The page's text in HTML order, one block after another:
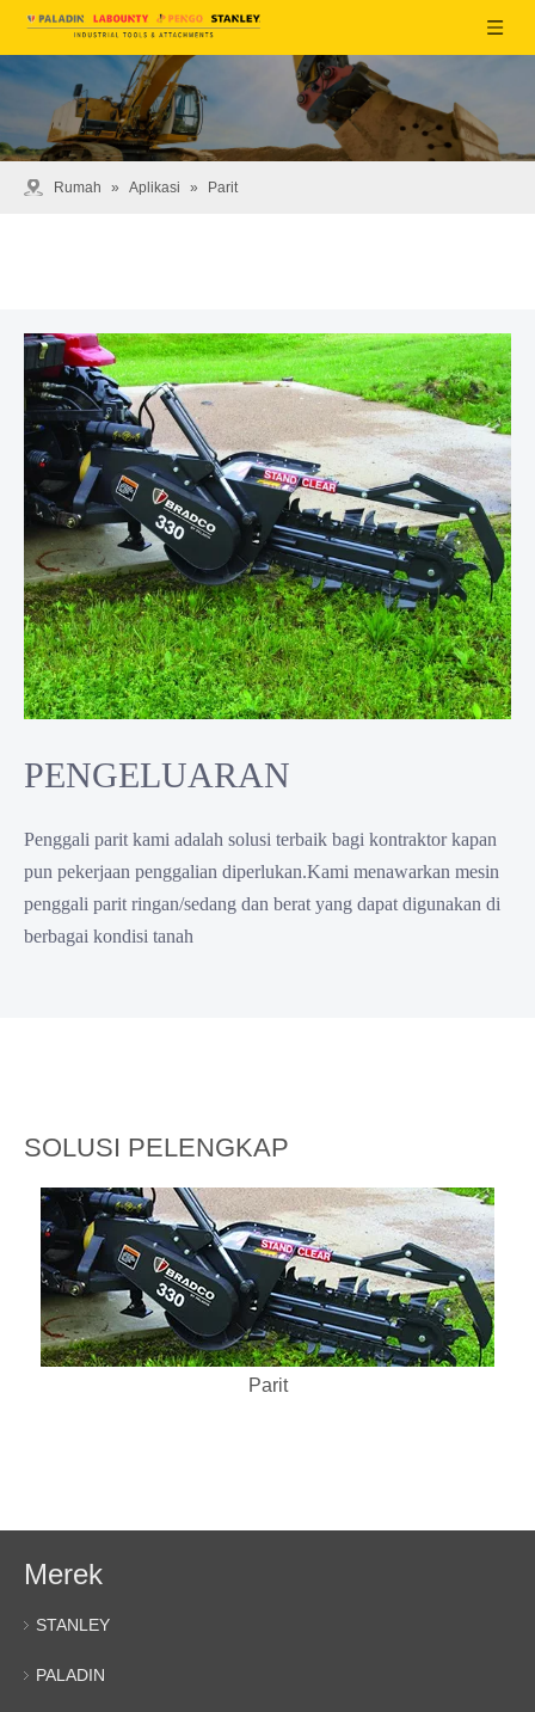
Rumah » Aplikasi » Parit
PENGELUARAN
Penggali parit kami adalah solusi terbaik bagi kontraktor kapan
pun pekerjaan penggalian diperlukan.Kami menawarkan mesin
penggali parit ringan/sedang dan berat yang dapat digunakan di
berbagai kondisi tanah
SOLUSI PELENGKAP
Parit
Merek
STANLEY
PALADIN